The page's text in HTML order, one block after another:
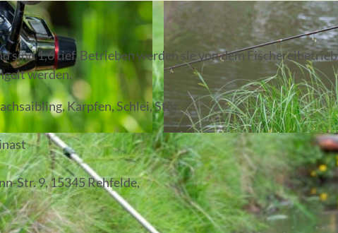
© Florian Läufer, Lizenz: Seenland Oder-Spree
sind 1,6 tief. Betrieben werden sie von dem Fischereibetrieb
werden.
Karpfen, Schlei, Stör
Str. 9, 15345 Rehfelde,